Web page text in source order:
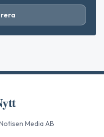
Media AB